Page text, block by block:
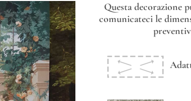
Questa decorazione
comunicateci le